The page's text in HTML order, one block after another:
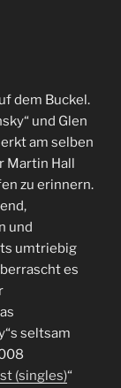
dem Buckel.
und Glen
am selben
Martin Hall
zu erinnern.
und
umtriebig
es
seltsam
(singles)“